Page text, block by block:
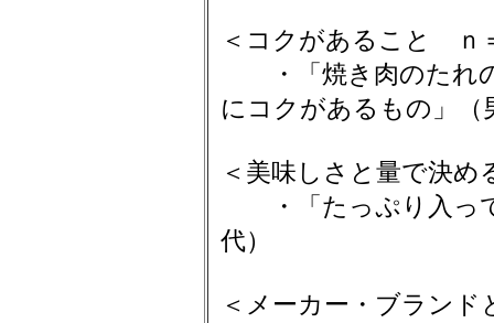
＜コクがあること ｎ
・「焼き肉のたれ
にコクがあるもの」（
＜美味しさと量で決
・「たっぷり入って
代）
＜メーカー・ブラン